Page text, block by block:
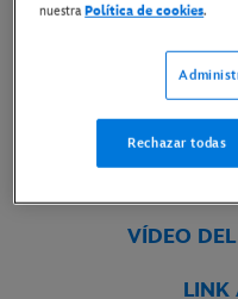
FOTOS
VÍDEO
LINK
nuestraPolítica de cookies.
Rechazar todas